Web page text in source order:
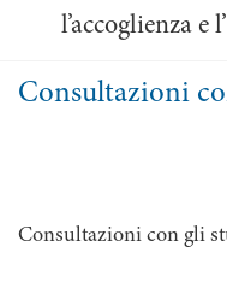
l’accoglienza e
Consultazioni
Consultazioni con gli